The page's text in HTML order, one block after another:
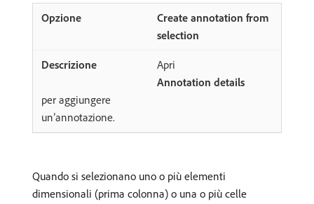
Create annotation from
selection
Apri
Annotation details
per aggiungere
un’annotazione.
Quando si selezionano uno o più elementi
dimensionali (prima colonna) o una o più celle